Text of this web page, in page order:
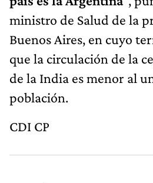
ministro de Salud de la
Buenos Aires, en cuyo
que la circulación de la
de la India es menor al
población.
CDI CP